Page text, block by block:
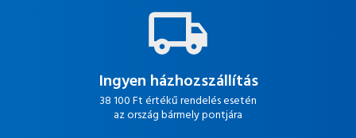
Ingyen házhozszállítás
38 100 Ft értékű rendelés esetén
az ország bármely pontjára